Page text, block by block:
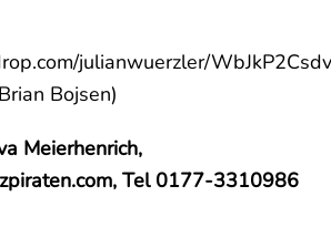
julianwuerzler/WbJkP2Csdv
Bojsen)
Meierhenrich,
Tel 0177-3310986